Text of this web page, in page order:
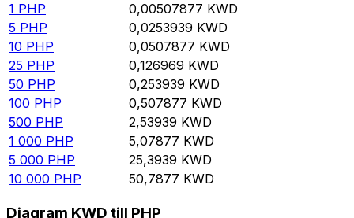
1 PHP 0,00507877 KWD
5 PHP 0,0253939 KWD
10 PHP 0,0507877 KWD
25 PHP 0,126969 KWD
50 PHP 0,253939 KWD
100 PHP 0,507877 KWD
500 PHP 2,53939 KWD
1 000 PHP 5,07877 KWD
5 000 PHP 25,3939 KWD
10 000 PHP 50,7877 KWD
Diagram KWD till PHP